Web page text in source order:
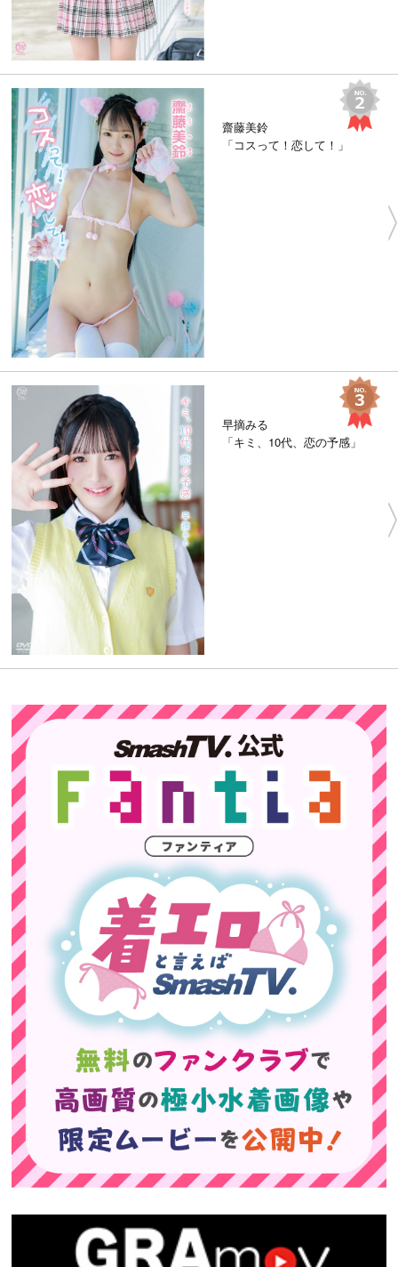
齋藤美鈴
「コスって！恋して！」
早摘みる
「キミ、10代、恋の予感」